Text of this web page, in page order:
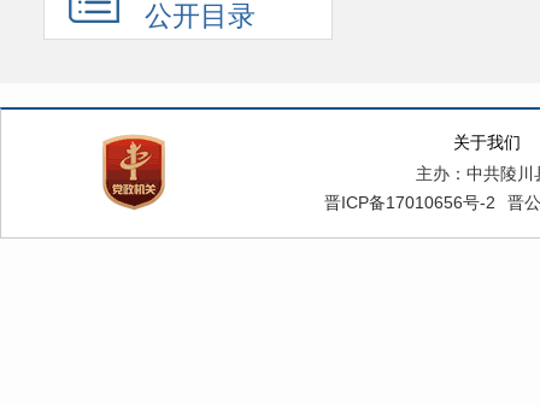
公开目录
关于我们
主办：中共陵
晋ICP备17010656号-2
晋